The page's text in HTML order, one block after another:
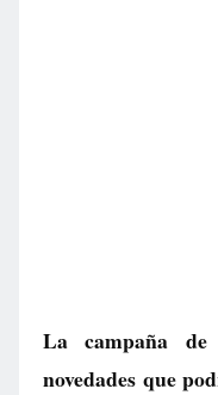
La campaña
novedades que